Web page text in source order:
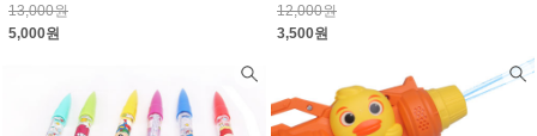
13,000원
5,000원
12,000원
3,500원